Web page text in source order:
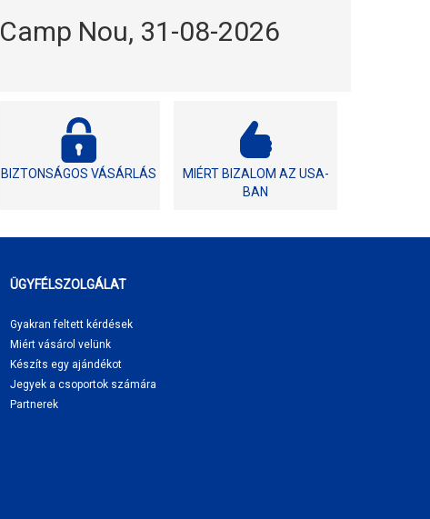
Nou, 31-08-2026
BIZTONSÁGOS VÁSÁRLÁS
MIÉRT BIZALOM AZ USA-
BAN
ÜGYFÉLSZOLGÁLAT
Gyakran feltett kérdések
Miért vásárol velünk
Készíts egy ajándékot
Jegyek a csoportok számára
Partnerek